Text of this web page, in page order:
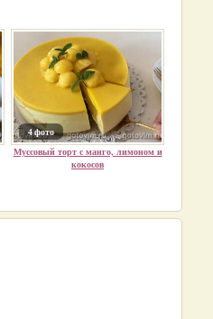
4 фото
Муссовый торт с манго, лимоном и
кокосов